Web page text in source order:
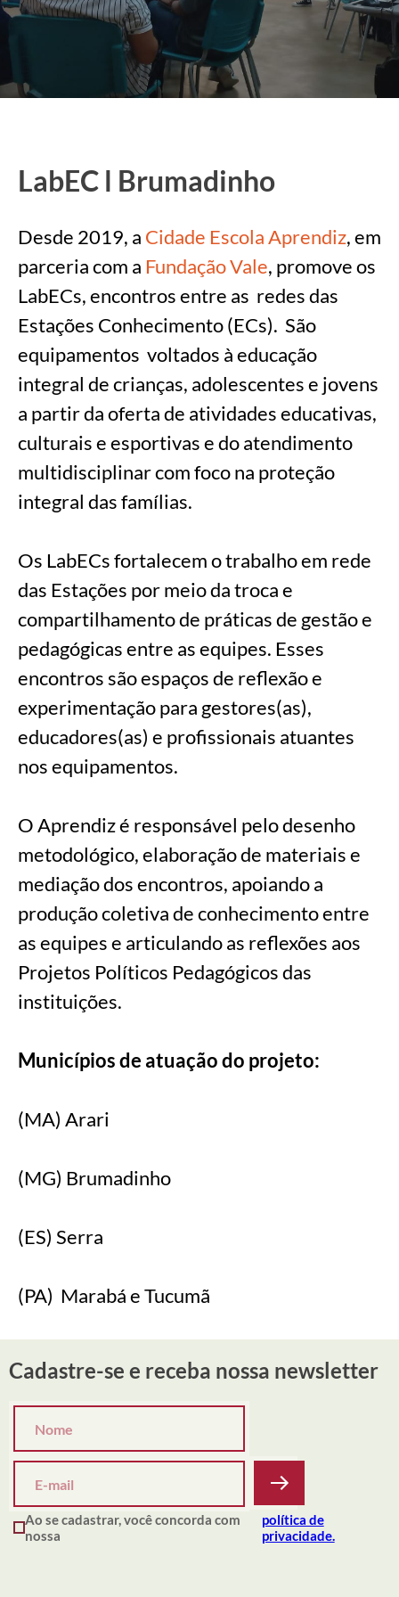
LabEC l Brumadinho
Desde 2019, a Cidade Escola Aprendiz, em
parceria com a Fundação Vale, promove os
LabECs, encontros entre as redes das
Estações Conhecimento (ECs). São
equipamentos voltados à educação
integral de crianças, adolescentes e jovens
a partir da oferta de atividades educativas,
culturais e esportivas e do atendimento
multidisciplinar com foco na proteção
integral das famílias.
Os LabECs fortalecem o trabalho em rede
das Estações por meio da troca e
compartilhamento de práticas de gestão e
pedagógicas entre as equipes. Esses
encontros são espaços de reflexão e
experimentação para gestores(as),
educadores(as) e profissionais atuantes
nos equipamentos.
O Aprendiz é responsável pelo desenho
metodológico, elaboração de materiais e
mediação dos encontros, apoiando a
produção coletiva de conhecimento entre
as equipes e articulando as reflexões aos
Projetos Políticos Pedagógicos das
instituições.
Municípios de atuação do projeto:
(MA) Arari
(MG) Brumadinho
(ES) Serra
(PA) Marabá e Tucumã
Cadastre-se e receba nossa newsletter
Ao se cadastrar, você concorda com
nossa
política de
privacidade.